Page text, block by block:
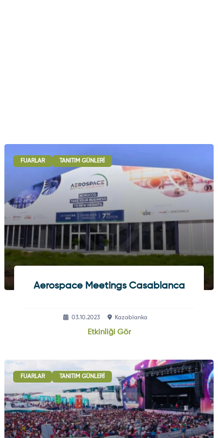
FUARLAR TANITIM GÜNLERI
Aerospace Meetings Casablanca
03.10.2023 Kazablanka
Etkinliği Gör
FUARLAR TANITIM GÜNLERI